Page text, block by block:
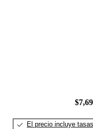
El precio incluye tasas